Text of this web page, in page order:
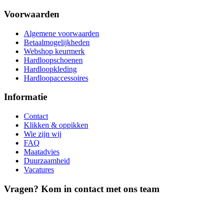
Voorwaarden
Algemene voorwaarden
Betaalmogelijkheden
Webshop keurmerk
Hardloopschoenen
Hardloopkleding
Hardloopaccessoires
Informatie
Contact
Klikken & oppikken
Wie zijn wij
FAQ
Maatadvies
Duurzaamheid
Vacatures
Vragen? Kom in contact met ons team